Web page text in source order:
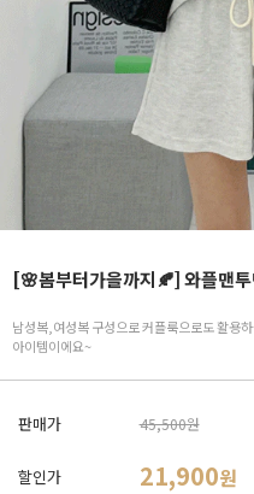
[🌸봄부터가을까지🍂] 와플맨
남성복,여성복 구성으로 커플룩으로도 활용
아이템이에요~
판매가 45,500원
할인가 21,900원